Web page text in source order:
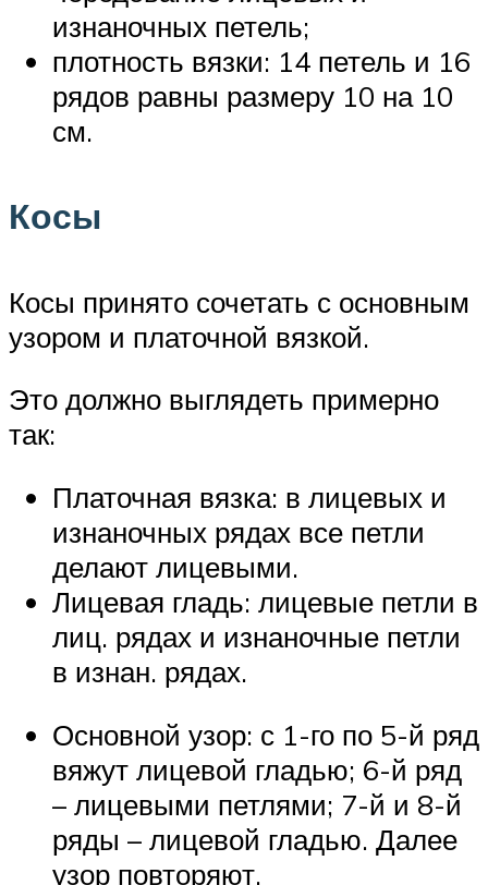
изнаночных петель;
плотность вязки: 14 петель и 16
рядов равны размеру 10 на 10
см.
Косы
Косы принято сочетать с основным
узором и платочной вязкой.
Это должно выглядеть примерно
так:
Платочная вязка: в лицевых и
изнаночных рядах все петли
делают лицевыми.
Лицевая гладь: лицевые петли в
лиц. рядах и изнаночные петли
в изнан. рядах.
Основной узор: с 1-го по 5-й ряд
вяжут лицевой гладью; 6-й ряд
– лицевыми петлями; 7-й и 8-й
ряды – лицевой гладью. Далее
узор повторяют.